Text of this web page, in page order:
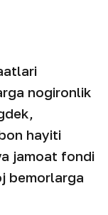
nogironlik
hayiti
jamoat fondi
bemorlarga